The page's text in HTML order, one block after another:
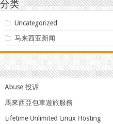
分类
Uncategorized
马来西亚新闻
Abuse 投诉
馬來西亞包車遊旅服務
Lifetime Unlimited Linux Hosting